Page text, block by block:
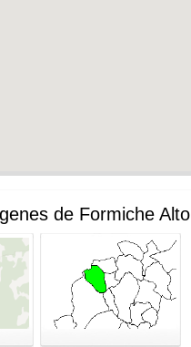
de Formiche Alto